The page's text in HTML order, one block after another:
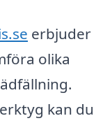
erbjuder
olika
kan du